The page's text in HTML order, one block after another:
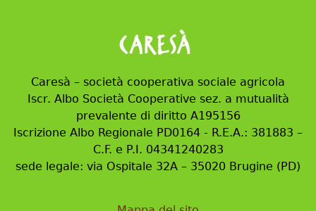
Caresà – società cooperativa sociale agricola
Iscr. Albo Società Cooperative sez. a mutualità
prevalente di diritto A195156
Iscrizione Albo Regionale PD0164 - R.E.A.: 381883 –
C.F. e P.I. 04341240283
sede legale: via Ospitale 32A – 35020 Brugine (PD)